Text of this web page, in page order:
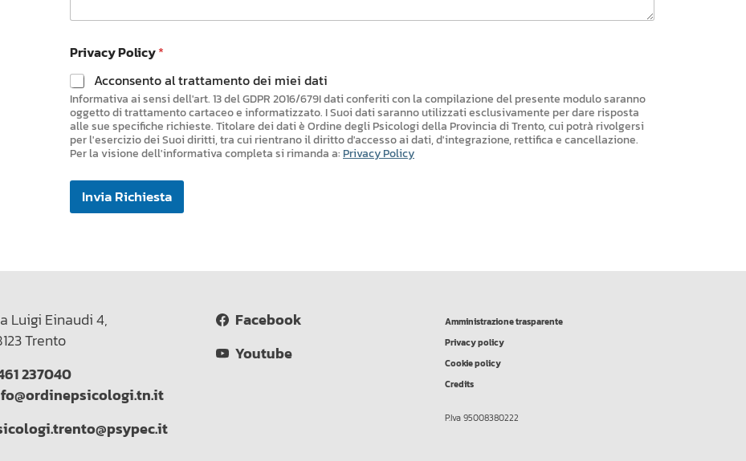
Privacy Policy*
Acconsento al trattamento dei miei dati
Informativa ai sensi dell'art. 13 del GDPR 2016/679I dati conferiti con la compilazione del presente modulo saranno
oggetto di trattamento cartaceo e informatizzato. I Suoi dati saranno utilizzati esclusivamente per dare risposta
alle sue specifiche richieste. Titolare dei dati è Ordine degli Psicologi della Provincia di Trento, cui potrà rivolgersi
per l'esercizio dei Suoi diritti, tra cui rientrano il diritto d'accesso ai dati, d'integrazione, rettifica e cancellazione.
Per la visione dell'informativa completa si rimanda a:Privacy Policy
Invia Richiesta
Luigi Einaudi 4,
Trento
237040
Facebook
Youtube
Amministrazione trasparente
Privacy policy
Cookie policy
Credits
P.Iva 95008380222